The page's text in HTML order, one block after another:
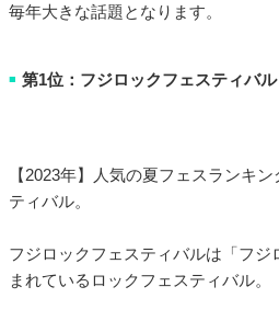
毎年大きな話題となります。
■ 第1位：フジロックフェスティバル
【2023年】人気の夏フェスランキ
ティバル。
フジロックフェスティバルは「フジ
まれているロックフェスティバル。